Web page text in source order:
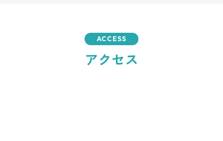
ACCESS
アクセス